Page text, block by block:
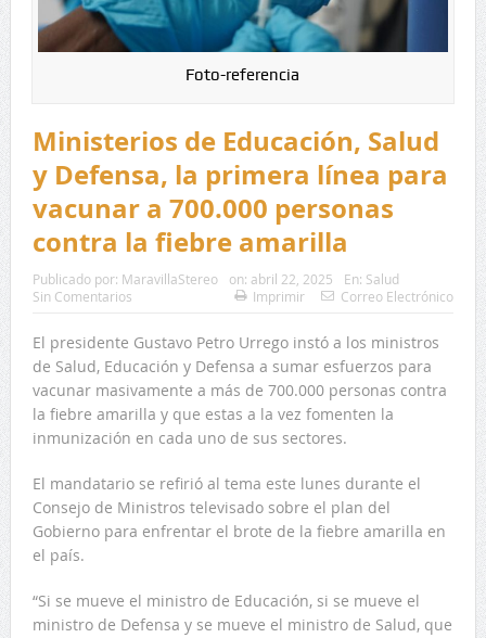
Foto-referencia
Ministerios de Educación, Salud
y Defensa, la primera línea para
vacunar a 700.000 personas
contra la fiebre amarilla
Publicado por: MaravillaStereo on: abril 22, 2025 En: Salud
Sin Comentarios
Imprimir Correo Electrónico
El presidente Gustavo Petro Urrego instó a los ministros
de Salud, Educación y Defensa a sumar esfuerzos para
vacunar masivamente a más de 700.000 personas contra
la fiebre amarilla y que estas a la vez fomenten la
inmunización en cada uno de sus sectores.
El mandatario se refirió al tema este lunes durante el
Consejo de Ministros televisado sobre el plan del
Gobierno para enfrentar el brote de la fiebre amarilla en
el país.
“Si se mueve el ministro de Educación, si se mueve el
ministro de Defensa y se mueve el ministro de Salud, que